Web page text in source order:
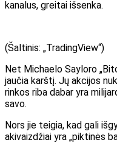
kanalus, greitai išsenka.
(Šaltinis: „TradingView“)
Net Michaelo Sayloro
jaučia karštį. Jų akcijos
rinkos riba dabar yra
savo.
Nors jie teigia, kad gali
akivaizdžiai yra „piktinės